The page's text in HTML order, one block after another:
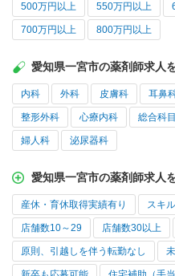
500万円以上 550万円以上
700万円以上 800万円以上
愛知県一宮市の薬剤師求人
内科 外科 皮膚科 耳鼻
整形外科 心療内科 総合科目
婦人科 泌尿器科
愛知県一宮市の薬剤師求人
産休・育休取得実績有り スキ
店舗数10～29 店舗数30以上
原則、引越しを伴う転勤なし